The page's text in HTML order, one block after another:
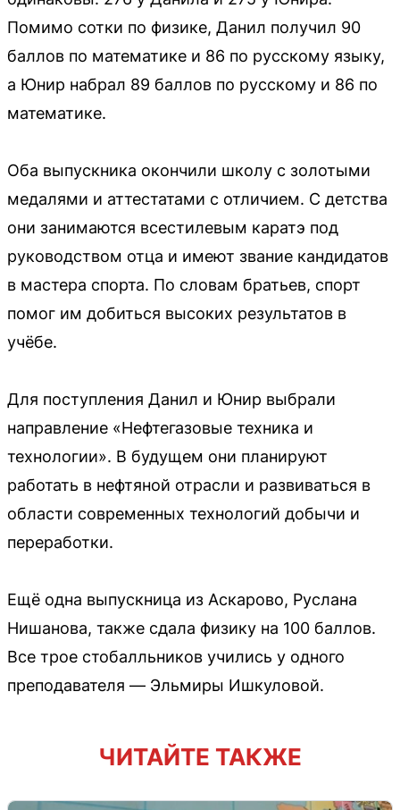
Помимо сотки по физике, Данил получил 90
баллов по математике и 86 по русскому языку,
а Юнир набрал 89 баллов по русскому и 86 по
математике.
Оба выпускника окончили школу с золотыми
медалями и аттестатами с отличием. С детства
они занимаются всестилевым каратэ под
руководством отца и имеют звание кандидатов
в мастера спорта. По словам братьев, спорт
помог им добиться высоких результатов в
учёбе.
Для поступления Данил и Юнир выбрали
направление «Нефтегазовые техника и
технологии». В будущем они планируют
работать в нефтяной отрасли и развиваться в
области современных технологий добычи и
переработки.
Ещё одна выпускница из Аскарово, Руслана
Нишанова, также сдала физику на 100 баллов.
Все трое стобалльников учились у одного
преподавателя — Эльмиры Ишкуловой.
ЧИТАЙТЕ ТАКЖЕ